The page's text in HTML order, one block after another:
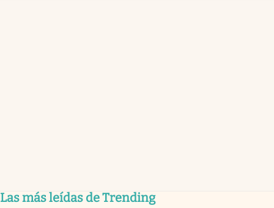
Las más leídas de Trending